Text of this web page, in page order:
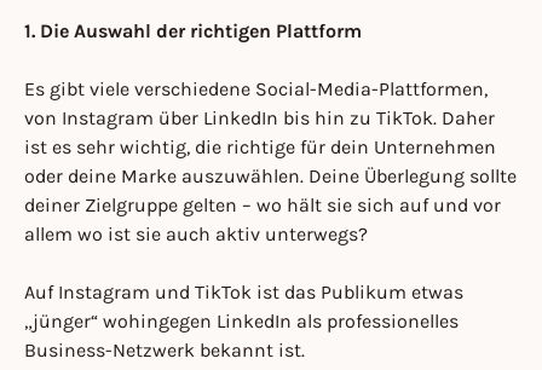
1. Die Auswahl der richtigen Plattform
Es gibt viele verschiedene Social-Media-Plattformen,
von Instagram über LinkedIn bis hin zu TikTok. Daher
ist es sehr wichtig, die richtige für dein Unternehmen
oder deine Marke auszuwählen. Deine Überlegung sollte
deiner Zielgruppe gelten – wo hält sie sich auf und vor
allem wo ist sie auch aktiv unterwegs?
Auf Instagram und TikTok ist das Publikum etwas
„jünger“ wohingegen LinkedIn als professionelles
Business-Netzwerk bekannt ist.